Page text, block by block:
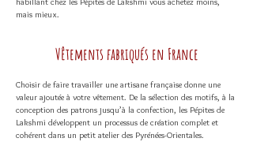
mais mieux.
Vêtements fabriqués en France
Choisir de faire travailler une artisane française donne une
valeur ajoutée à votre vêtement. De la sélection des motifs, à la
conception des patrons jusqu’à la confection, les Pépites de
Lakshmi développent un processus de création complet et
cohérent dans un petit atelier des Pyrénées-Orientales.